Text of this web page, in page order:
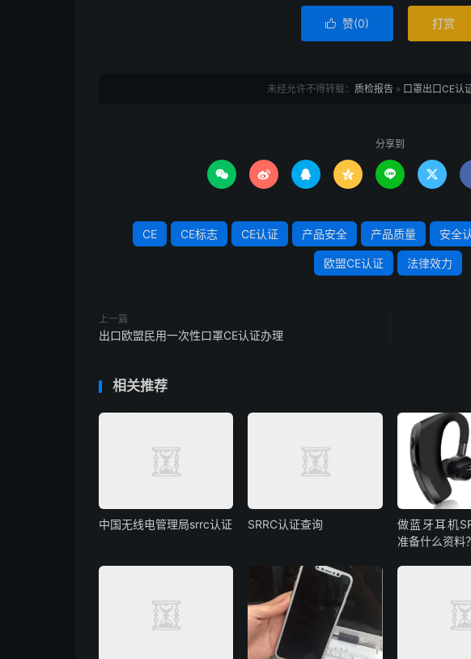
 赞(0) 打赏
未经允许不得转载： 质检报告 » 口罩出口CE认
分享到
     
CE CE标志 CE认证 产品安全 产品质量 安全
欧盟CE认证 法律效力
上一篇
出口欧盟民用一次性口罩CE认证办理
相关推荐
中国无线电管理局srrc认证 SRRC认证查询
做蓝牙耳机
准备什么资料？